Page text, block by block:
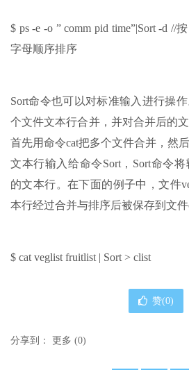
$ ps -e -o ” comm pid time”|Sort -d //
字母顺序排序
Sort命令也可以对标准输入进行操
个文件文本行合并，并对合并后的
首先用命令cat把多个文件合并，然
文本行输入给命令Sort，Sort命令
的文本行。在下面的例子中，文件
本行经过合并与排序后被保存到文件
$ cat veglist fruitlist | Sort > clist
赞(0)
分享到： 更多 (0)